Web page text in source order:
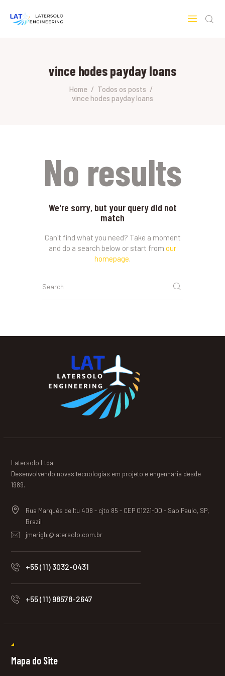
vince hodes payday loans
Home
Todos os posts
vince hodes payday loans
HOME
SOBRE A LATERSOLO
ENGINEERING
No results
We're sorry, but your query did not
match
Can't find what you need? Take a moment
and do a search below or start from our
homepage.
Latersolo Ltda.
Desenvolvendo novas tecnologias em projeto e engenharia desde
1989.
Rua Marquês de Itu 408 - cjto 85 - CEP 01221-00 - Sao Paulo, SP,
Brazil
jmerighi@latersolo.com.br
+55 (11) 3032-0431
+55 (11) 98578-2647
Mapa do Site